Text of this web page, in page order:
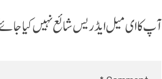
آپ کا ای میل ایڈریس شائع نہیں کیا